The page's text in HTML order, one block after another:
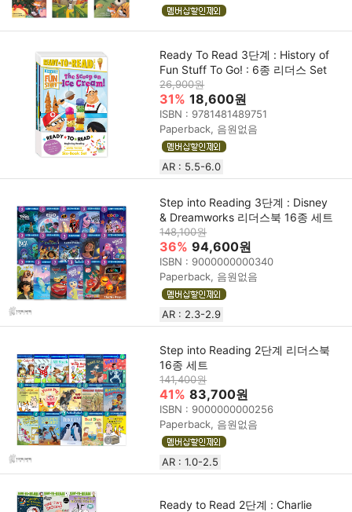
Ready To Read 3단계 : History of
Fun Stuff To Go! : 6종 리더스 Set
26,900원
31% 18,600원
ISBN : 9781481489751
Paperback, 음원없음
AR : 5.5-6.0
Step into Reading 3단계 : Disney
& Dreamworks 리더스북 16종 세트
148,100원
36% 94,600원
ISBN : 9000000000340
Paperback, 음원없음
AR : 2.3-2.9
Step into Reading 2단계 리더스북
16종 세트
141,400원
41% 83,700원
ISBN : 9000000000256
Paperback, 음원없음
AR : 1.0-2.5
Ready to Read 2단계 : Charlie